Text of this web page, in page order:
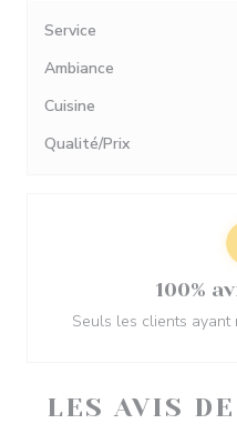
LES AVIS
Service
Ambiance
Cuisine
Qualité/Prix
100%
Seuls les clients